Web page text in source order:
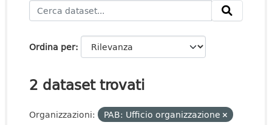
Ordina per
2 dataset trovati
Organizzazioni:
PAB: Ufficio organizzazione